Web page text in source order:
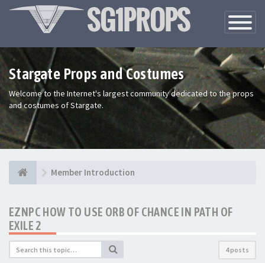
Toggle
Stargate Props and Costumes
Welcome to the Internet's largest community dedicated to the props
and costumes of Stargate.
Member Introduction
EZNPC HOW TO USE ORB OF CHANCE IN PATH OF
EXILE 2
4 posts